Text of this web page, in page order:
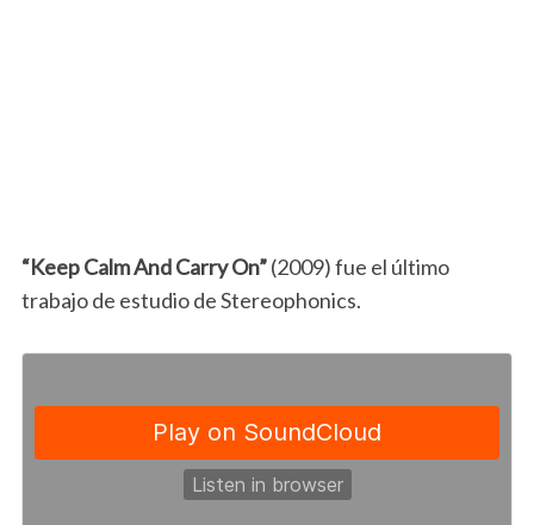
“Keep Calm And Carry On”(2009) fue el último
trabajo de estudio de Stereophonics.